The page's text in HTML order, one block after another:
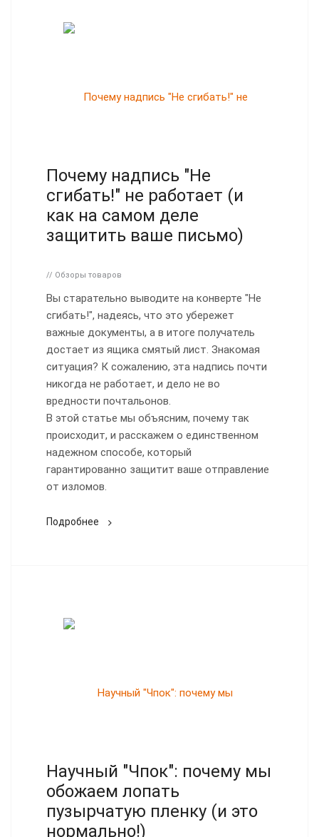
Почему надпись "Не
сгибать!" не работает (и
как на самом деле
защитить ваше письмо)
// Обзоры товаров
Вы старательно выводите на конверте "Не
сгибать!", надеясь, что это убережет
важные документы, а в итоге получатель
достает из ящика смятый лист. Знакомая
ситуация? К сожалению, эта надпись почти
никогда не работает, и дело не во
вредности почтальонов.
В этой статье мы объясним, почему так
происходит, и расскажем о единственном
надежном способе, который
гарантированно защитит ваше отправление
от изломов.
Подробнее
Научный "Чпок": почему мы
обожаем лопать
пузырчатую пленку (и это
нормально!)